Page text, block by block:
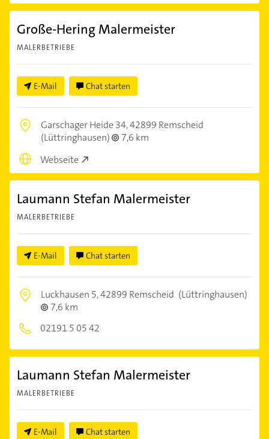
Große-Hering Malermeister
MALERBETRIEBE
E-Mail Chat starten
Garschager Heide 34,42899 Remscheid
(Lüttringhausen)
7,6 km
Webseite
Laumann Stefan Malermeister
MALERBETRIEBE
E-Mail Chat starten
Luckhausen 5,42899 Remscheid (Lüttringhausen)
7,6 km
02191 5 05 42
Laumann Stefan Malermeister
MALERBETRIEBE
E-Mail Chat starten